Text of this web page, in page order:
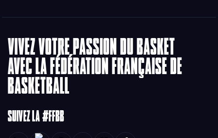
VIVEZ VOTRE PASSION DU BASKET
AVEC LA FÉDÉRATION FRANÇAISE DE
BASKETBALL
SUIVEZ LA #FFBB